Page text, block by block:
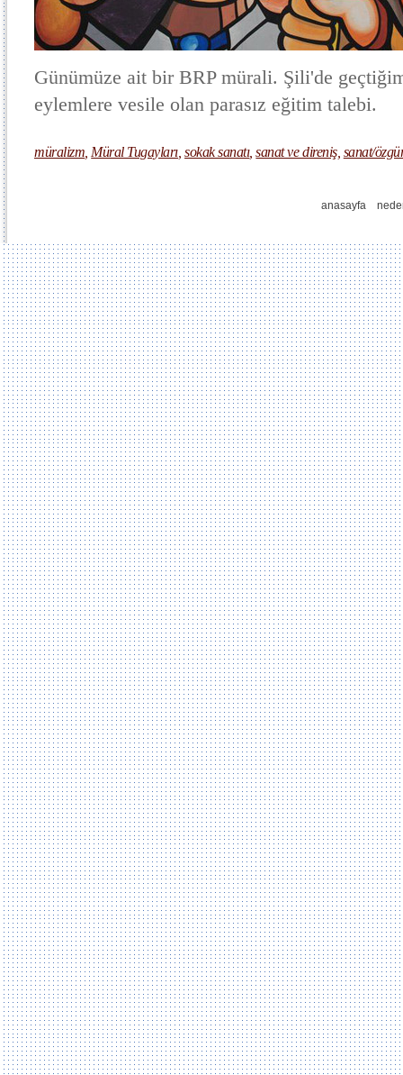
Günümüze ait bir BRP mürali. Şili'de
eylemlere vesile olan parasız eğitim talebi.
müralizm Müral Tugayları ,sokak sanatı,sanat ve direniş, sanat/
anasayfa